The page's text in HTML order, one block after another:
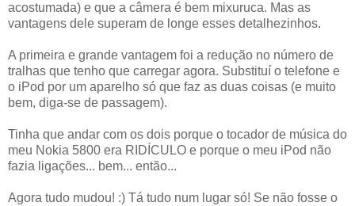
acostumada) e que a câmera é bem mixuruca. Mas as
vantagens dele superam de longe esses detalhezinhos.
A primeira e grande vantagem foi a redução no número de
tralhas que tenho que carregar agora. Substituí o telefone e
o iPod por um aparelho só que faz as duas coisas (e muito
bem, diga-se de passagem).
Tinha que andar com os dois porque o tocador de música do
meu Nokia 5800 era RIDÍCULO e porque o meu iPod não
fazia ligações... bem... então...
Agora tudo mudou! :) Tá tudo num lugar só! Se não fosse o